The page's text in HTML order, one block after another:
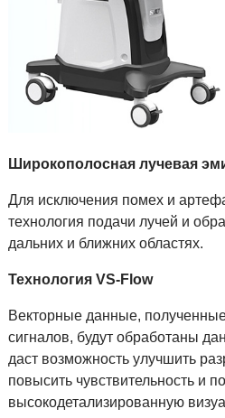
Широкополосная лучевая
Для исключения помех и
технология подачи лучей и
дальних и ближних областях.
Технология VS-Flow
Векторные данные,
сигналов, будут обработаны
даст возможность улучшить
повысить чувствительность и
высокодетализированную